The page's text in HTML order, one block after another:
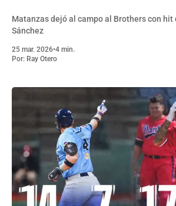
Matanzas dejó al campo al Brothers con hit
Sánchez
25 mar. 2026•4 min.
Por: Ray Otero